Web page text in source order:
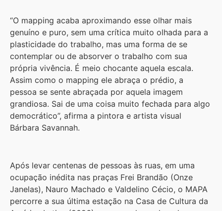
“O mapping acaba aproximando esse olhar mais
genuíno e puro, sem uma crítica muito olhada para a
plasticidade do trabalho, mas uma forma de se
contemplar ou de absorver o trabalho com sua
própria vivência. É meio chocante aquela escala.
Assim como o mapping ele abraça o prédio, a
pessoa se sente abraçada por aquela imagem
grandiosa. Sai de uma coisa muito fechada para algo
democrático”, afirma a pintora e artista visual
Bárbara Savannah.
Após levar centenas de pessoas às ruas, em uma
ocupação inédita nas praças Frei Brandão (Onze
Janelas), Nauro Machado e Valdelino Cécio, o MAPA
percorre a sua última estação na Casa de Cultura da